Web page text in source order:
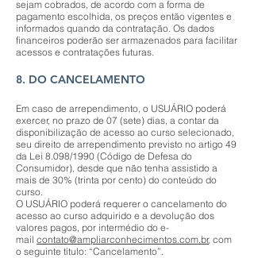
sejam cobrados, de acordo com a forma de
pagamento escolhida, os preços então vigentes e
informados quando da contratação. Os dados
financeiros poderão ser armazenados para facilitar
acessos e contratações futuras.
8. DO CANCELAMENTO
Em caso de arrependimento, o USUÁRIO poderá
exercer, no prazo de 07 (sete) dias, a contar da
disponibilização de acesso ao curso selecionado,
seu direito de arrependimento previsto no artigo 49
da Lei 8.098/1990 (Código de Defesa do
Consumidor), desde que não tenha assistido a
mais de 30% (trinta por cento) do conteúdo do
curso.
O USUÁRIO poderá requerer o cancelamento do
acesso ao curso adquirido e a devolução dos
valores pagos, por intermédio do e-
mail contato@ampliarconhecimentos.com.br, com
o seguinte título: “Cancelamento”.